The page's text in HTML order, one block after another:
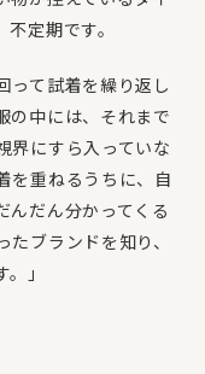
定期です。
って試着を繰り返し
の中には、それまで
界にすら入っていな
を重ねるうちに、自
んだん分かってくる
ブランドを知り、
」